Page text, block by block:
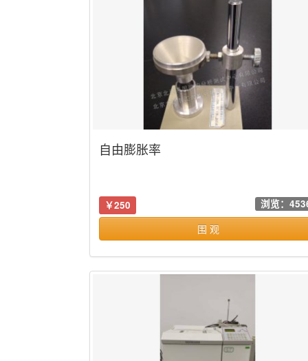
自由膨胀率
￥250 浏览：
围 观